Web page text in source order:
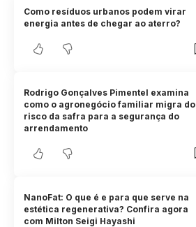
Como resíduos urbanos podem virar
energia antes de chegar ao aterro?
Rodrigo Gonçalves Pimentel examina
como o agronegócio familiar migra do
risco da safra para a segurança do
arrendamento
NanoFat: O que é e para que serve na
estética regenerativa? Confira agora
com Milton Seigi Hayashi